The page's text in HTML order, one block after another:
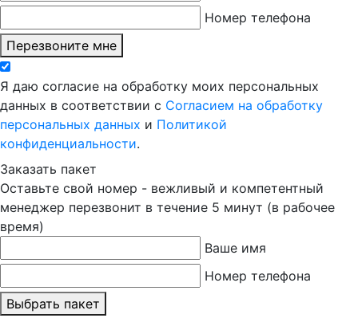
Номер телефона
Перезвоните мне
Я даю согласие на обработку моих персональных
данных в соответствии с Согласием на обработку
персональных данных и Политикой
конфиденциальности.
Заказать пакет
Оставьте свой номер - вежливый и компетентный
менеджер перезвонит в течение 5 минут (в рабочее
время)
Ваше имя
Номер телефона
Выбрать пакет